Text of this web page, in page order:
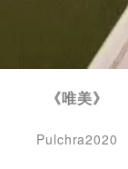
《唯美》
Pulchra2020